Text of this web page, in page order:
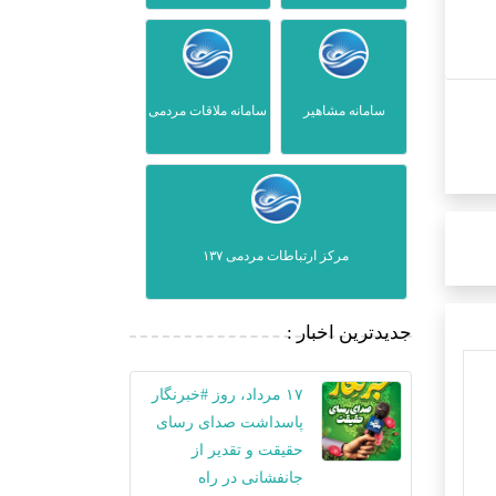
سامانه مشاهیر سامانه ملاقات مردمی
مرکز ارتباطات مردمی ۱۳۷
جدیدترین اخبار :
۱۷ مرداد، روز #خبرنگار
پاسداشت صدای رسای
حقیقت و تقدیر از
جانفشانی در راه